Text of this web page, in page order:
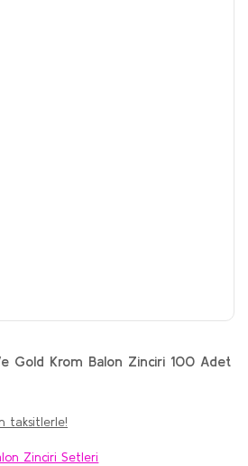
Gold Krom Balon Zinciri 100 Adet
taksitlerle!
Zinciri Setleri